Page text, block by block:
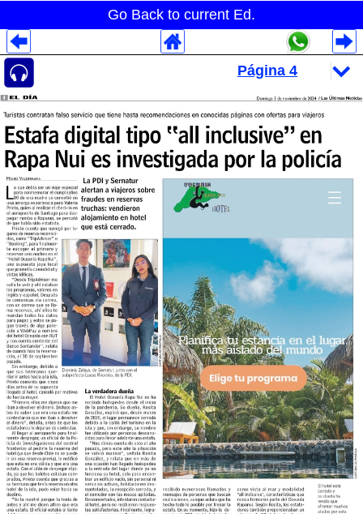
Go Back to current Ed.
Despliegues Analytics
Despliegues Totales
Despliegues por Rubros